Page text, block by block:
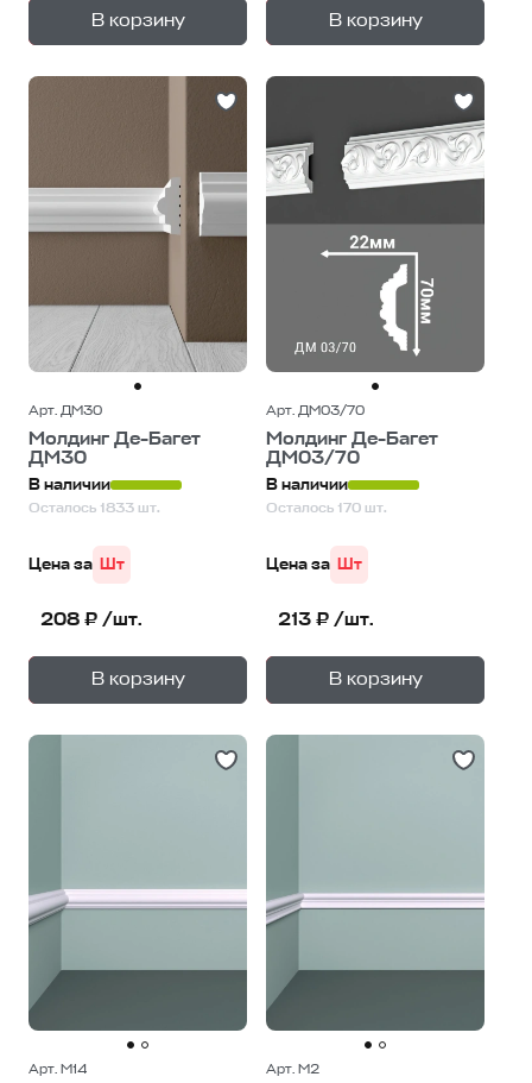
В корзину
— 1уп. В корзину
— 1уп.
Арт. ДМ30
Молдинг Де-Багет
ДМ30
В наличии
Осталось 1833 шт.
Цена за Шт
208 ₽ /шт.
В корзину
— 1уп.
Арт. ДМ03/70
Молдинг Де-Багет
ДМ03/70
В наличии
Осталось 170 шт.
Цена за Шт
213 ₽ /шт.
В корзину
— 1уп.
Арт. М14 Арт. М2